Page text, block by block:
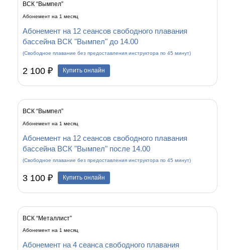
ВСК “Вымпел”
Абонемент на 1 месяц
Абонемент на 12 сеансов свободного плавания
бассейна ВСК "Вымпел" до 14.00
(Свободное плавание без предоставления инструктора по 45 минут)
2 100 ₽ Купить онлайн
ВСК “Вымпел”
Абонемент на 1 месяц
Абонемент на 12 сеансов свободного плавания
бассейна ВСК "Вымпел" после 14.00
(Свободное плавание без предоставления инструктора по 45 минут)
3 100 ₽ Купить онлайн
ВСК “Металлист”
Абонемент на 1 месяц
Абонемент на 4 сеанса свободного плавания